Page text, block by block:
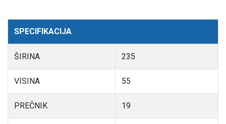
SPECIFIKACIJA
ŠIRINA 235
VISINA 55
PREČNIK 19